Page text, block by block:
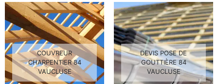
COUVREUR
CHARPENTIER 84
VAUCLUSE
DEVIS POSE DE
GOUTTIÈRE 84
VAUCLUSE